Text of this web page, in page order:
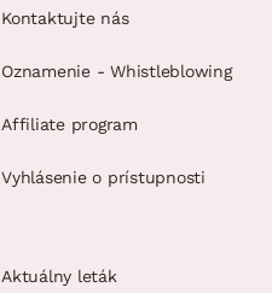
Kontaktujte nás
Oznamenie - Whistleblowing
Affiliate program
Vyhlásenie o prístupnosti
Aktuálny leták